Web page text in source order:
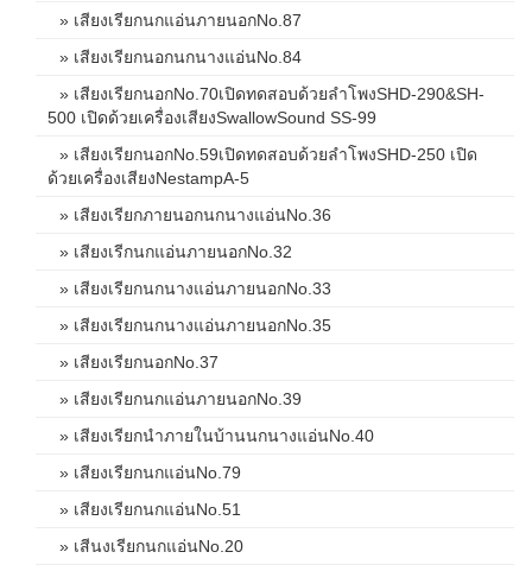
» เสียงเรียกนกแอ่นภายนอกNo.87
» เสียงเรียกนอกนกนางแอ่นNo.84
» เสียงเรียกนอกNo.70เปิดทดสอบด้วยลำโพงSHD-290&SH-
500 เปิดด้วยเครื่องเสียงSwallowSound SS-99
» เสียงเรียกนอกNo.59เปิดทดสอบด้วยลำโพงSHD-250 เปิด
ด้วยเครื่องเสียงNestampA-5
» เสียงเรียกภายนอกนกนางแอ่นNo.36
» เสียงเรีกนกแอ่นภายนอกNo.32
» เสียงเรียกนกนางแอ่นภายนอกNo.33
» เสียงเรียกนกนางแอ่นภายนอกNo.35
» เสียงเรียกนอกNo.37
» เสียงเรียกนกแอ่นภายนอกNo.39
» เสียงเรียกนำภายในบ้านนกนางแอ่นNo.40
» เสียงเรียกนกแอ่นNo.79
» เสียงเรียกนกแอ่นNo.51
» เสีนงเรียกนกแอ่นNo.20